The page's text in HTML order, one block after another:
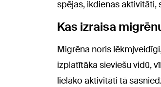
spējas, ikdienas aktivitāti,
Kas izraisa
Migrēna noris
izplatītāka sieviešu vidū,
lielāko aktivitāti tā